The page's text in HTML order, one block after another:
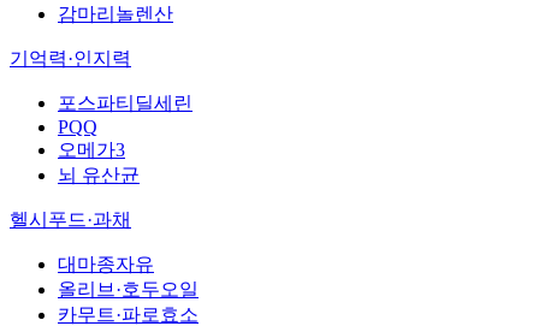
감마리놀렌산
기억력·인지력
포스파티딜세린
PQQ
오메가3
뇌 유산균
헬시푸드·과채
대마종자유
올리브·호두오일
카무트·파로효소